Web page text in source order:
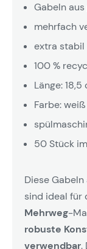
Gabeln
mehrfach
extra stabil
100 %
Länge: 18,5
Farbe:
50 Stück
Diese Gabeln
sind ideal für
Mehrweg-
robuste
verwendbar.